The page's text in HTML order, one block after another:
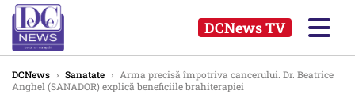
DCNews TV
DCNews › Sanatate › Arma precisă împotriva cancerului. Dr. Beatrice
Anghel (SANADOR) explică beneficiile brahiterapiei